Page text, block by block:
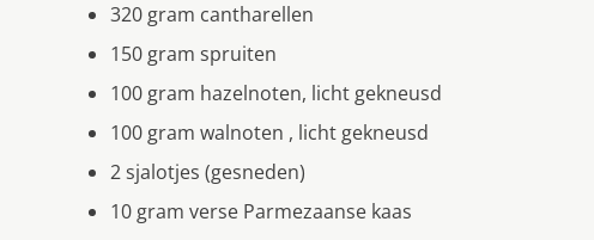
320 gram cantharellen
150 gram spruiten
100 gram hazelnoten, licht gekneusd
100 gram walnoten , licht gekneusd
2 sjalotjes (gesneden)
10 gram verse Parmezaanse kaas